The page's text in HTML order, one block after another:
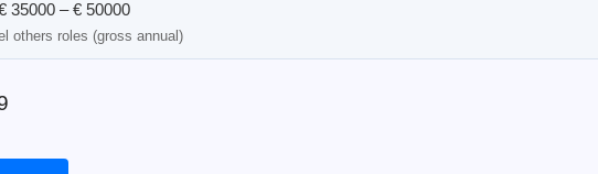
35000 – € 50000
others roles (gross annual)